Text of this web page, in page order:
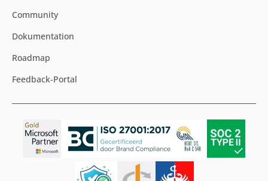
Community
Dokumentation
Roadmap
Feedback-Portal